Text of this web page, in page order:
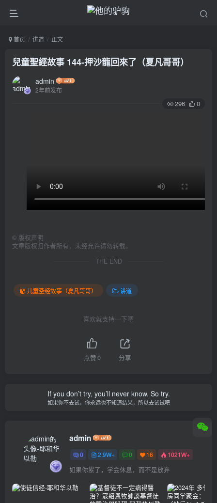
首页 讲道 正文
兒童聖經故事 144-押沙龍回來了（夏凡哥哥）
admin
2年前发布
296 0
© 版权声明
文章版权归作者所有，未经允许请勿转载。
THE END
儿童圣经故事（夏凡哥哥） 讲道
喜欢就支持一下吧
点赞0 分享
If you don’t try, you’ll never know. So try.
如果你不去试，你永远也不知道结果，所以去试试吧
admin
0 2.9W+ 0 16 1021W+
如果你累了，学会休息，而不是放弃